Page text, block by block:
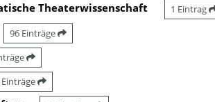
Theaterwissenschaft 1 Eintrag
96 Einträge
Einträge